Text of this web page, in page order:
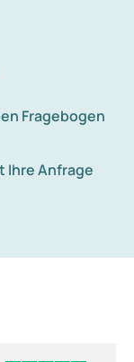
Fragebogen
Ihre Anfrage